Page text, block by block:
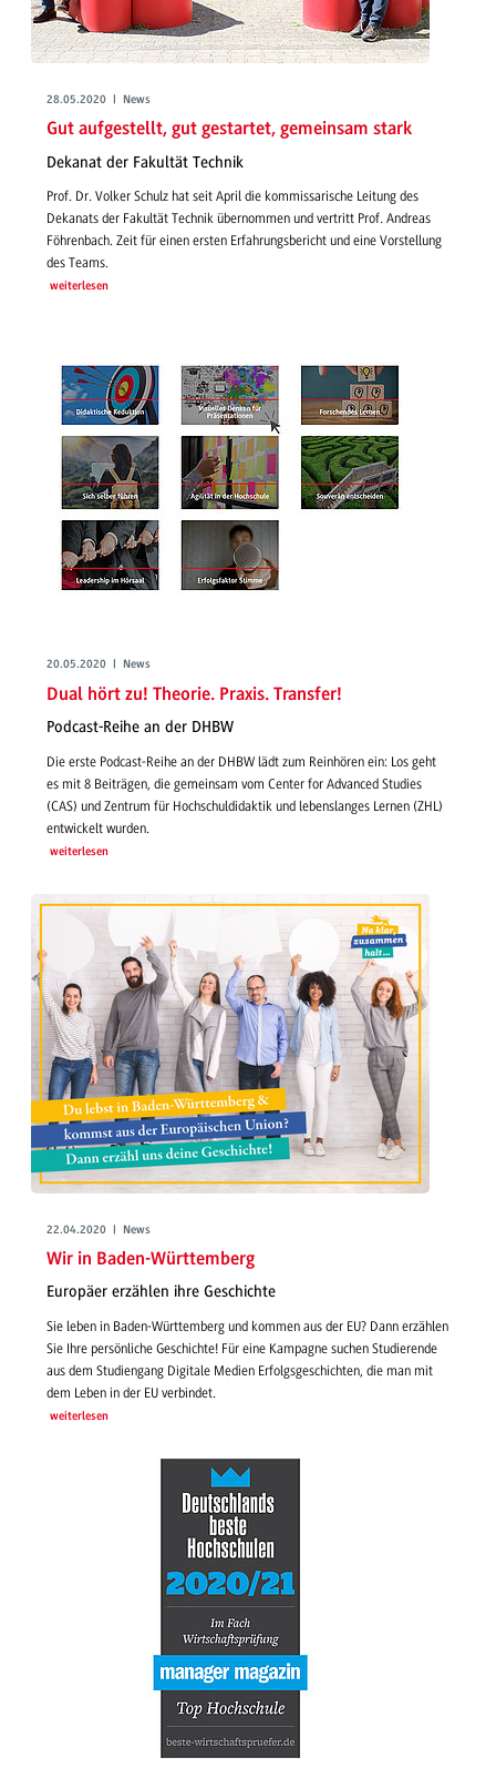
28.05.2020 | News
Gut aufgestellt, gut gestartet, gemeinsam stark
Dekanat der Fakultät Technik
Prof. Dr. Volker Schulz hat seit April die kommissarische Leitung des
Dekanats der Fakultät Technik übernommen und vertritt Prof. Andreas
Föhrenbach. Zeit für einen ersten Erfahrungsbericht und eine Vorstellung
des Teams.
weiterlesen
20.05.2020 | News
Dual hört zu! Theorie. Praxis. Transfer!
Podcast-Reihe an der DHBW
Die erste Podcast-Reihe an der DHBW lädt zum Reinhören ein: Los geht
es mit 8 Beiträgen, die gemeinsam vom Center for Advanced Studies
(CAS) und Zentrum für Hochschuldidaktik und lebenslanges Lernen (ZHL)
entwickelt wurden.
weiterlesen
22.04.2020 | News
Wir in Baden-Württemberg
Europäer erzählen ihre Geschichte
Sie leben in Baden-Württemberg und kommen aus der EU? Dann erzählen
Sie Ihre persönliche Geschichte! Für eine Kampagne suchen Studierende
aus dem Studiengang Digitale Medien Erfolgsgeschichten, die man mit
dem Leben in der EU verbindet.
weiterlesen